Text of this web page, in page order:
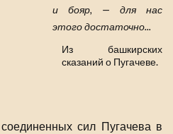
и бояр, — для нас
этого достаточно...
Из башкирских
сказаний о Пугачеве.
сил Пугачева в